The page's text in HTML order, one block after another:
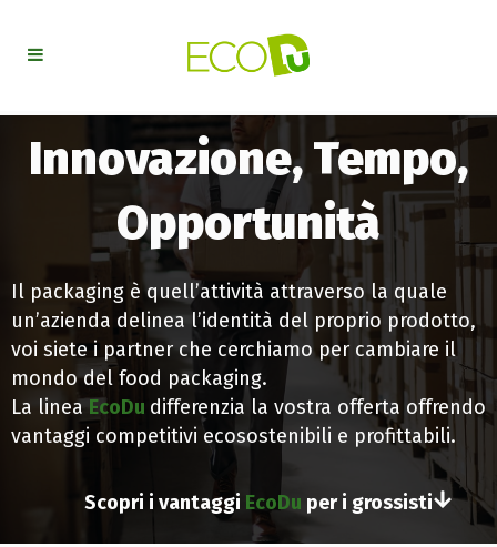
Innovazione, Tempo,
Opportunità
Il packaging è quell’attività attraverso la quale
un’azienda delinea l’identità del proprio prodotto,
voi siete i partner che cerchiamo per cambiare il
mondo del food packaging.
La linea EcoDu differenzia la vostra offerta offrendo
vantaggi competitivi ecosostenibili e profittabili.
Scopri i vantaggi EcoDu per i grossisti